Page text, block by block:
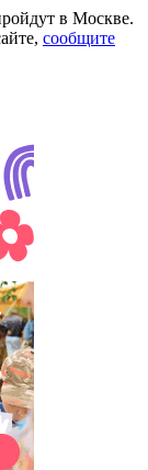
в Москве.
сообщите